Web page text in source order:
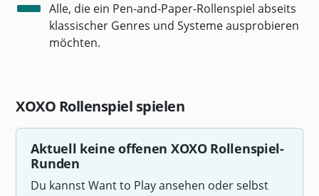
Alle, die ein Pen-and-Paper-Rollenspiel abseits
klassischer Genres und Systeme ausprobieren
möchten.
XOXO Rollenspiel spielen
Aktuell keine offenen XOXO Rollenspiel-
Runden
Du kannst Want to Play ansehen oder selbst